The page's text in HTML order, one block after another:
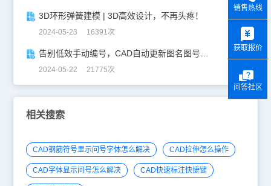
3D环形弹簧建模 | 3D高效设计，不再头疼！
2024-05-23 16391次
告别低效手动编号，CAD自动更新图名图号轻松搞定！
2024-05-22 21775次
相关搜索
CAD钢筋符号显示问号字体怎么解决 CAD拉伸怎么操作
CAD字体显示问号怎么解决 CAD快速标注快捷键
销售热线
获取报价
问答社区